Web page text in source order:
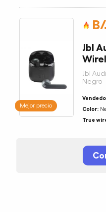
Mejor precio
Jbl
Jbl
Negro
Color:
True